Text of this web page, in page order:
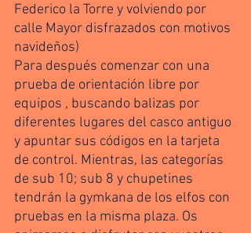
Federico la Torre y volviendo por
calle Mayor disfrazados con motivos
navideños)
Para después comenzar con una
prueba de orientación libre por
equipos , buscando balizas por
diferentes lugares del casco antiguo
y apuntar sus códigos en la tarjeta
de control. Mientras, las categorías
de sub 10; sub 8 y chupetines
tendrán la gymkana de los elfos con
pruebas en la misma plaza. Os